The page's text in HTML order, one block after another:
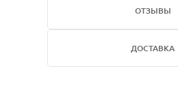
ОТЗЫВЫ
ДОСТАВКА